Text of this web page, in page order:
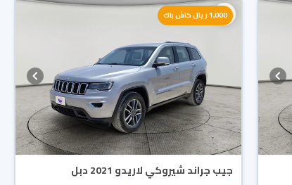
1,000 ريال كاش باك
جيب جراند شيروكي لاريدو 2021 دبل